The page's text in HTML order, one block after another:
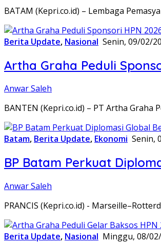
BATAM (Kepri.co.id) – Lembaga
Berita Update, Nasional Senin, 09/02/
Artha Graha Peduli
Anwar Saleh
BANTEN (Kepri.co.id) – PT Artha
Batam, Berita Update, Ekonomi Senin,
BP Batam Perkuat
Anwar Saleh
PRANCIS (Kepri.co.id) -
Berita Update, Nasional Minggu, 08/